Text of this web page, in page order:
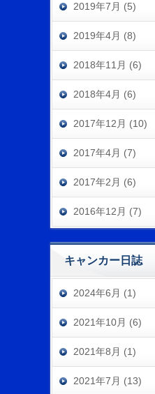
2019年7月 (5)
2019年4月 (8)
2018年11月 (6)
2018年4月 (6)
2017年12月 (10)
2017年4月 (7)
2017年2月 (6)
2016年12月 (7)
キャンカー日誌
2024年6月 (1)
2021年10月 (6)
2021年8月 (1)
2021年7月 (13)